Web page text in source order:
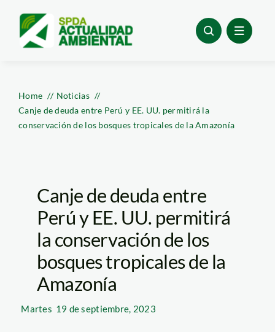
content
Home
Noticias
Canje de deuda entre Perú y EE. UU. permitirá la
conservación de los bosques tropicales de la Amazonía
Canje de deuda entre
Perú y EE. UU. permitirá
la conservación de los
bosques tropicales de la
Amazonía
Martes 19 de septiembre, 2023